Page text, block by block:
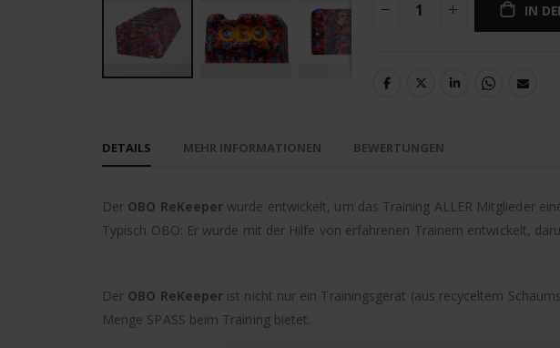
Bildergalerie
IN
DETAILS
Der OBO ReKeeperwurde entwickelt, um das Training ALLER Mitglieder
Typisch OBO: Er wurde mit der Hilfe von erfahrenen Trainern entwickelt,
Der OBO ReKeeper ist nicht nur ein Trainingsgerät (aus recyceltem
Menge SPASS beim Training bietet.
MEHR INFORMATIONEN BEWERTUNGEN